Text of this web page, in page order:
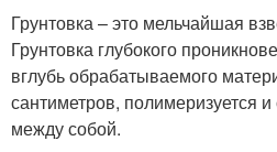
Грунтовка – это мельчайшая
Грунтовка глубокого
вглубь обрабатываемого
сантиметров, полимеризуется и
между собой.